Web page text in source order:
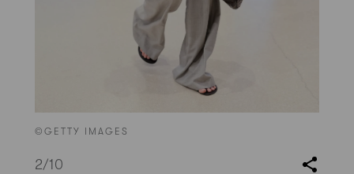
©GETTY IMAGES
2/10